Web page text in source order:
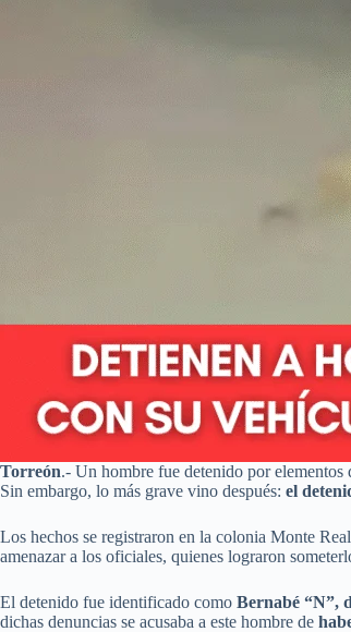
Torreón.- Un hombre fue detenido por
Sin embargo, lo más grave vino después: el
Los hechos se registraron en la colonia Monte
amenazar a los oficiales, quienes lograron
El detenido fue identificado como Bernabé “N”,
dichas denuncias se acusaba a este hombre de